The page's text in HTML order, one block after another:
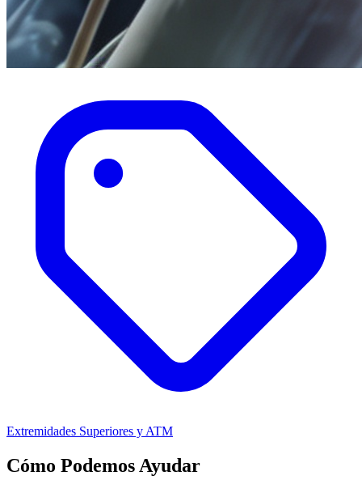
Extremidades Superiores y ATM
Cómo Podemos Ayudar